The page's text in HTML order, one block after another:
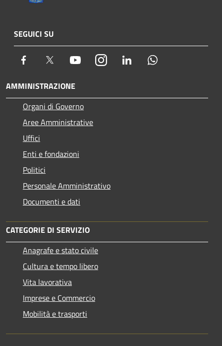
SEGUICI SU
Facebook Twitter YoutubeInstagram LinkedIn
AMMINISTRAZIONE
Organi di Governo
Aree Amministrative
Uffici
Enti e fondazioni
Politici
Personale Amministrativo
Documenti e dati
CATEGORIE DI SERVIZIO
Anagrafe e stato civile
Cultura e tempo libero
Vita lavorativa
Imprese e Commercio
Mobilità e trasporti